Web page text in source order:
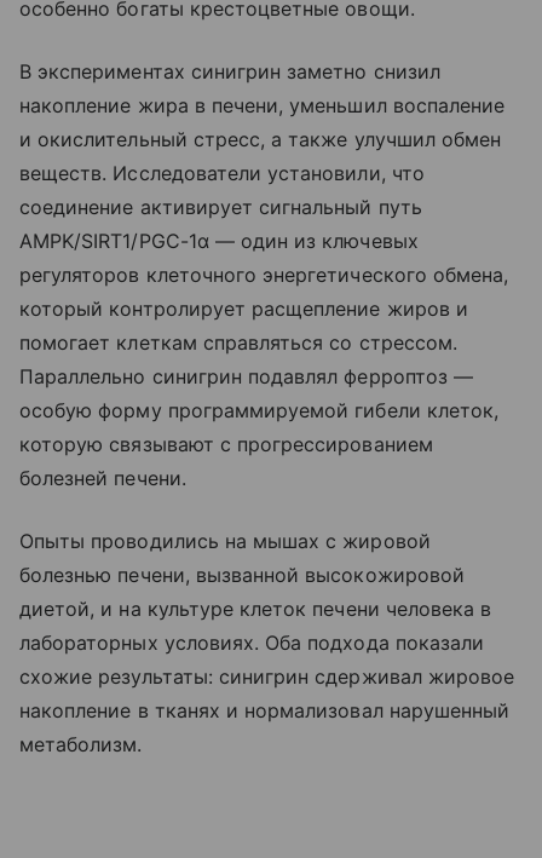
особенно богаты крестоцветные овощи.
В экспериментах синигрин заметно снизил
накопление жира в печени, уменьшил воспаление
и окислительный стресс, а также улучшил обмен
веществ. Исследователи установили, что
соединение активирует сигнальный путь
AMPK/SIRT1/PGC-1α — один из ключевых
регуляторов клеточного энергетического обмена,
который контролирует расщепление жиров и
помогает клеткам справляться со стрессом.
Параллельно синигрин подавлял ферроптоз —
особую форму программируемой гибели клеток,
которую связывают с прогрессированием
болезней печени.
Опыты проводились на мышах с жировой
болезнью печени, вызванной высокожировой
диетой, и на культуре клеток печени человека в
лабораторных условиях. Оба подхода показали
схожие результаты: синигрин сдерживал жировое
накопление в тканях и нормализовал нарушенный
метаболизм.